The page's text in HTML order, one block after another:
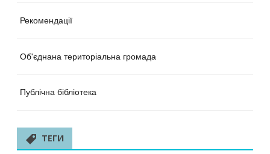
Рекомендації
Об'єднана територіальна громада
Публічна бібліотека
ТЕГИ